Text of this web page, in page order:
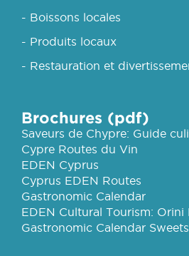
- Boissons locales
- Produits locaux
- Restauration et
Brochures (pdf)
Saveurs de Chypre: Guide
Cypre Routes du Vin
EDEN Cyprus
Cyprus EDEN Routes
Gastronomic Calendar
EDEN Cultural Tourism: Orini
Gastronomic Calendar